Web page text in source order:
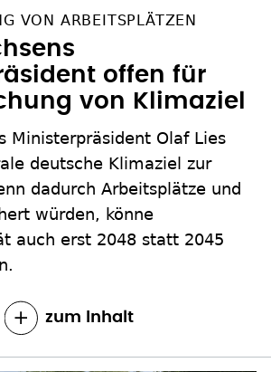
VON ARBEITSPLÄTZEN
offen für
von Klimaziel
Ministerpräsident Olaf Lies
deutsche Klimaziel zur
dadurch Arbeitsplätze und
würden, könne
auch erst 2048 statt 2045
zum Inhalt